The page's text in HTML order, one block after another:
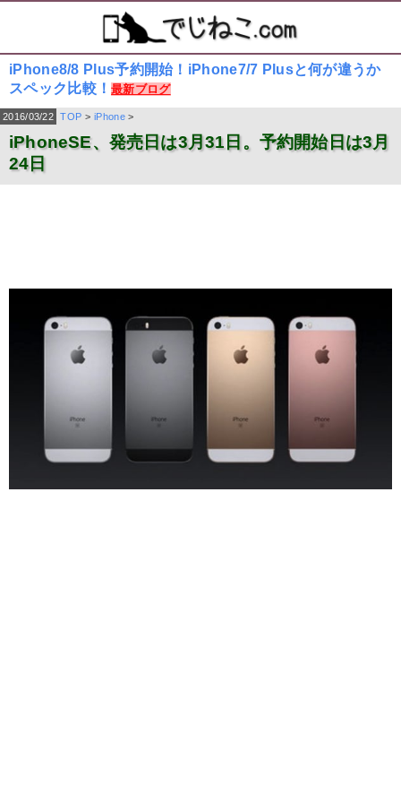
iPhone8/8 Plus予約開始！iPhone7/7 Plusと何が違うか
スペック比較！最新ブログ
2016/03/22 TOP > iPhone>
iPhoneSE、発売日は3月31日。予約開始日は3月
24日